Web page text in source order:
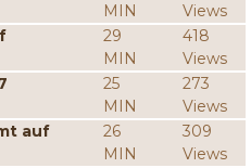
MIN
Views
29
MIN
418
Views
25
MIN
273
Views
auf
26
MIN
309
Views